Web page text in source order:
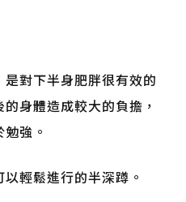
對下半身肥胖很有效的
身體造成較大的負擔，
強。
輕鬆進行的半深蹲。